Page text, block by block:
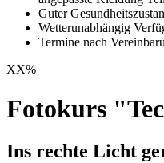
Guter
Wetterunabhängig
Termine nach
XX%
Fotokurs
Ins rechte Licht